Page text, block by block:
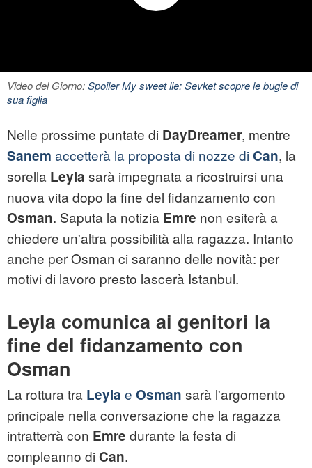
Video del Giorno:Spoiler My sweet lie: Sevket scopre le bugie di
sua figlia
Nelle prossime puntate di DayDreamer, mentre
Sanem accetterà la proposta di nozze di Can, la
sorella Leyla sarà impegnata a ricostruirsi una
nuova vita dopo la fine del fidanzamento con
Osman. Saputa la notizia Emre non esiterà a
chiedere un'altra possibilità alla ragazza. Intanto
anche per Osman ci saranno delle novità: per
motivi di lavoro presto lascerà Istanbul.
Leyla comunica ai genitori la
fine del fidanzamento con
Osman
La rottura tra Leyla e Osman sarà l'argomento
principale nella conversazione che la ragazza
intratterrà con Emre durante la festa di
compleanno di Can.